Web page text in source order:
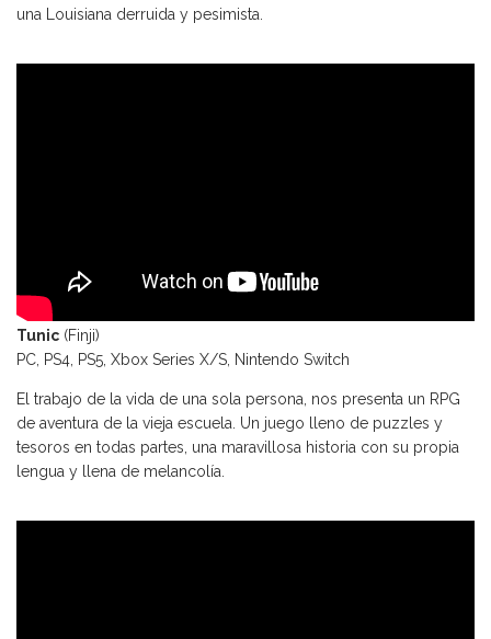
una Louisiana derruida y pesimista.
Tunic (Finji)
PC, PS4, PS5, Xbox Series X/S, Nintendo Switch
El trabajo de la vida de una sola persona, nos presenta un RPG
de aventura de la vieja escuela. Un juego lleno de puzzles y
tesoros en todas partes, una maravillosa historia con su propia
lengua y llena de melancolía.